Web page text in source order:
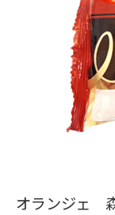
オランジェ